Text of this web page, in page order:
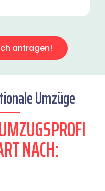
anfragen!
Umzüge
NACH: